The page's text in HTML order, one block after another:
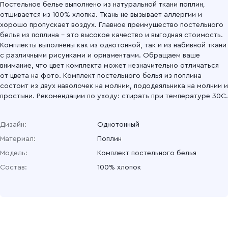
Постельное белье выполнено из натуральной ткани поплин,
отшивается из 100% хлопка. Ткань не вызывает аллергии и
хорошо пропускает воздух. Главное преимущество постельного
белья из поплина – это высокое качество и выгодная стоимость.
Комплекты выполнены как из однотонной, так и из набивной ткани
с различными рисунками и орнаментами. Обращаем ваше
внимание, что цвет комплекта может незначительно отличаться
от цвета на фото. Комплект постельного белья из поплина
состоит из двух наволочек на молнии, пододеяльника на молнии и
простыни. Рекомендации по уходу: стирать при температуре 30С.
Дизайн:
Однотонный
Материал:
Поплин
Модель:
Комплект постельного белья
Состав:
100% хлопок